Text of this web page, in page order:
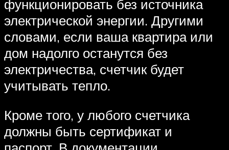
функционировать без источника
электрической энергии. Другими
словами, если ваша квартира или
дом надолго останутся без
электричества, счетчик будет
учитывать тепло.
Кроме того, у любого счетчика
должны быть сертификат и